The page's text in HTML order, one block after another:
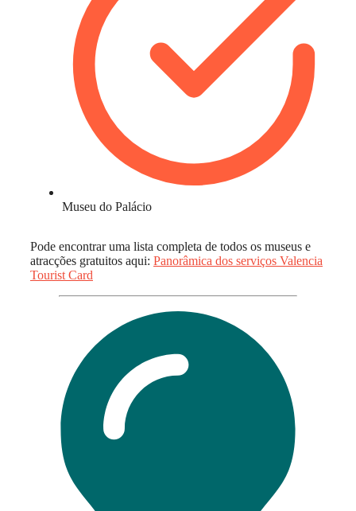
Museu do Palácio
Pode encontrar uma lista completa de todos os museus e
atracções gratuitos aqui: Panorâmica dos serviços Valencia
Tourist Card